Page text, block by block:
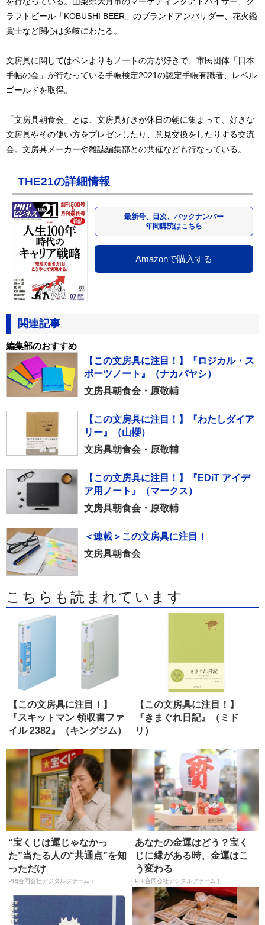
ラフトビール「KOBUSHI BEER」のブランドアンバサダー、花火鑑
賞士など関心は多岐にわたる。
文房具に関してはペンよりもノートの方が好きで、市民団体「日本
手帖の会」が行なっている手帳検定2021の認定手帳有識者、レベル
ゴールドを取得。
「文房具朝食会」とは、文房具好きが休日の朝に集まって、好きな
文房具やその使い方をプレゼンしたり、意見交換をしたりする交流
会。文房具メーカーや雑誌編集部との共催なども行なっている。
THE21の詳細情報
最新号、目次、バックナンバー
年間購読はこちら
Amazonで購入する
関連記事
編集部のおすすめ
【この文房具に注目！】『ロジカル・ス
ポーツノート』（ナカバヤシ）
文房具朝食会・原敬輔
【この文房具に注目！】『わたしダイア
リー』（山櫻）
文房具朝食会・原敬輔
【この文房具に注目！】『EDiT アイデ
ア用ノート』（マークス）
文房具朝食会・原敬輔
＜連載＞この文房具に注目！
文房具朝食会
こちらも読まれています
【この文房具に注目！】
『スキットマン 領収書ファ
イル 2382』（キングジム）
【この文房具に注目！】
『きまぐれ日記』（ミド
リ）
“宝くじは運じゃなかっ
た”当たる人の“共通点”を知
っただけ
PR(合同会社デジタルファーム )
あなたの金運はどう？宝く
じに縁がある時、金運はこ
う変わる
PR(合同会社デジタルファーム )